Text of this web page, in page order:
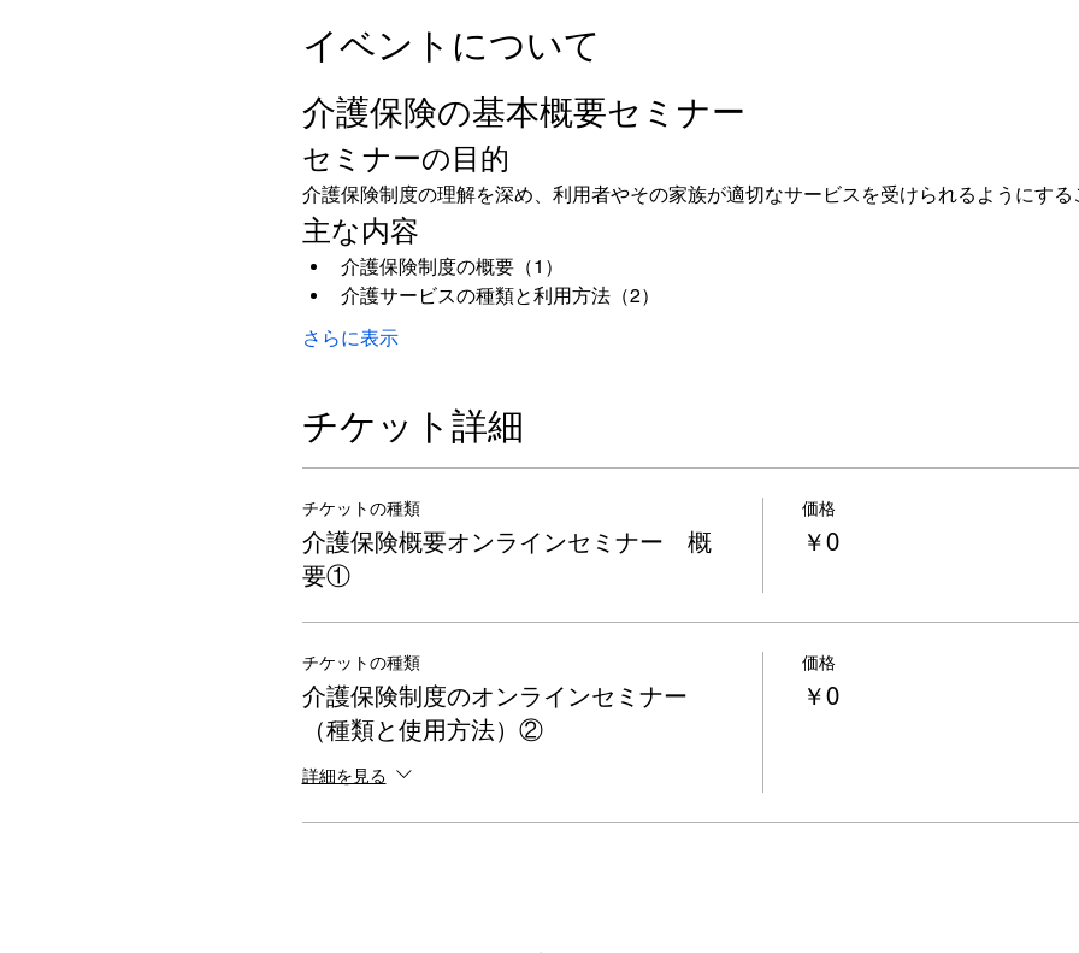
イベントについて
介護保険の基本概要セミナー
セミナーの目的
介護保険制度の理解を深め、利用者やその家族が適切なサービスを受けられるようにする
主な内容
介護保険制度の概要（1）
介護サービスの種類と利用方法（2）
さらに表示
チケット詳細
チケットの種類
介護保険概要オンラインセミナー 概
要①
価格
￥0
チケットの種類
介護保険制度のオンラインセミナー
（種類と使用方法）②
詳細を見る
価格
￥0